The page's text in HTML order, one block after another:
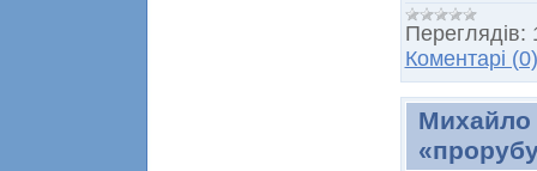
Переглядів:
Коментарі (0)